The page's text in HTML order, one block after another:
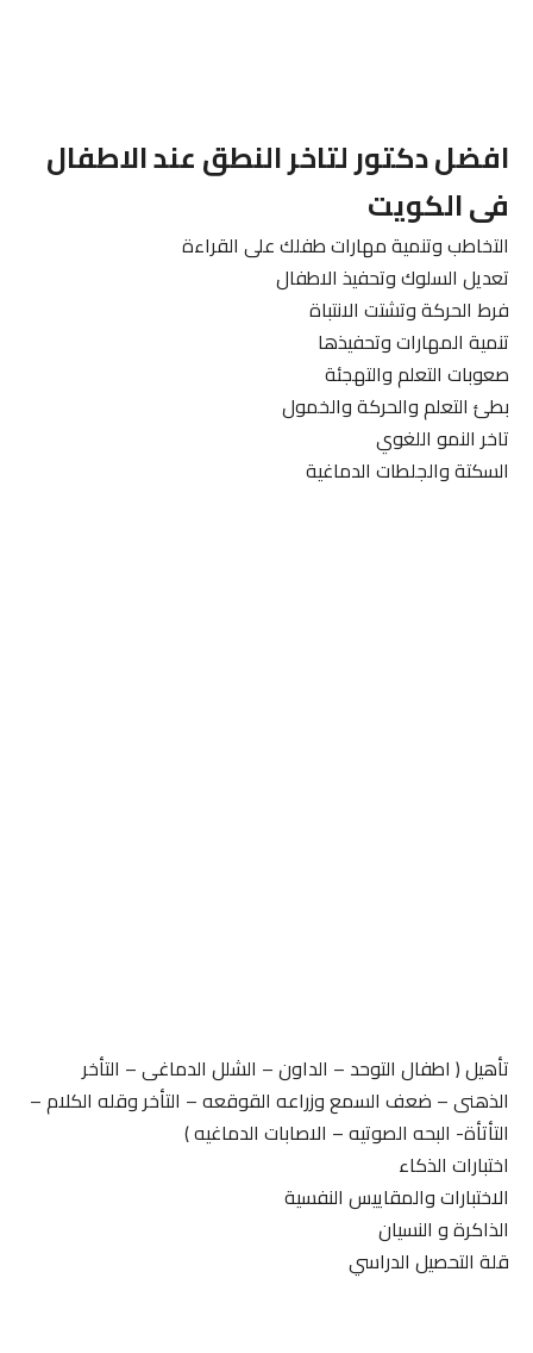
افضل دكتور لتاخر النطق عند الاطفال
فى الكويت
التخاطب وتنمية مهارات طفلك على القراءة
تعديل السلوك وتحفيذ الاطفال
فرط الحركة وتشتت الانتباة
تنمية المهارات وتحفيذها
صعوبات التعلم والتهجئة
بطئ التعلم والحركة والخمول
تاخر النمو اللغوي
السكتة والجلطات الدماغية
تأهيل ( اطفال التوحد – الداون – الشلل الدماغى – التأخر
الذهنى – ضعف السمع وزراعه القوقعه – التأخر وقله الكلام –
التأتأة- البحه الصوتيه – الاصابات الدماغيه )
اختبارات الذكاء
الاختبارات والمقاييس النفسية
الذاكرة و النسيان
قلة التحصيل الدراسي